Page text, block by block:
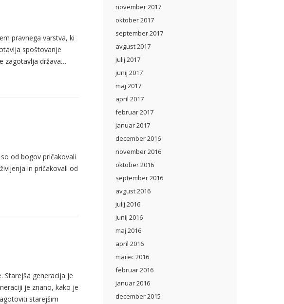
pravnega varstva, ki
spoštovanje
zagotavlja država…
od bogov pričakovali
in pričakovali od
Starejša generacija je
je znano, kako je
starejšim
november 2017
oktober 2017
september 2017
avgust 2017
julij 2017
junij 2017
maj 2017
april 2017
februar 2017
januar 2017
december 2016
november 2016
oktober 2016
september 2016
avgust 2016
julij 2016
junij 2016
maj 2016
april 2016
marec 2016
februar 2016
januar 2016
december 2015